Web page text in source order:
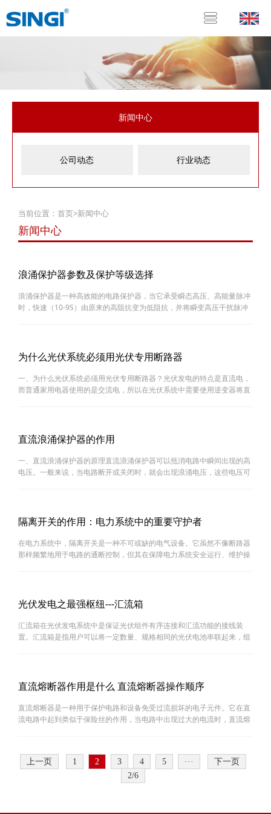
新闻中心
公司动态 行业动态
当前位置： 首页>新闻中心
新闻中心
浪涌保护器参数及保护等级选择
浪涌保护器是一种高效能的电路保护器，当它承受瞬态高压、高能量脉冲
时，快速（10-9S）由原来的高阻抗变为低阻抗，并将瞬变高压干扰脉冲
为什么光伏系统必须用光伏专用断路器
一、为什么光伏系统必须用光伏专用断路器？光伏发电的特点是直流电，
而普通家用电器使用的是交流电，所以在光伏系统中需要使用逆变器将直
直流浪涌保护器的作用
一、直流浪涌保护器的原理直流浪涌保护器可以抵消电路中瞬间出现的高
电压。一般来说，当电路断开或关闭时，就会出现浪涌电压，这些电压可
隔离开关的作用：电力系统中的重要守护者
在电力系统中，隔离开关是一种不可或缺的电气设备。它虽然不像断路器
那样频繁地用于电路的通断控制，但其在保障电力系统安全运行、维护操
光伏发电之最强枢纽---汇流箱
汇流箱在光伏发电系统中是保证光伏组件有序连接和汇流功能的接线装
置。汇流箱是指用户可以将一定数量、规格相同的光伏电池串联起来，组
直流熔断器作用是什么 直流熔断器操作顺序
直流熔断器是一种用于保护电路和设备免受过流损坏的电子元件。它在直
流电路中起到类似于保险丝的作用，当电路中出现过大的电流时，直流熔
上一页 1 2 3 4 5 ···
下一页
2/6